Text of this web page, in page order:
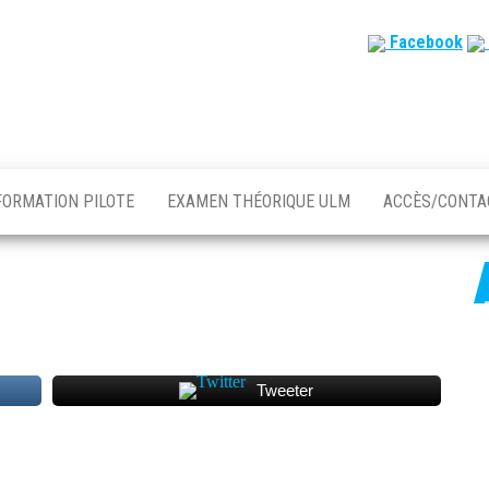
Facebook
PILOTE EXAMEN THÉORIQUE ULM ACCÈS/
Tweeter